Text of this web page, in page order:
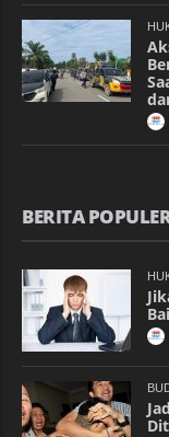
BERITA